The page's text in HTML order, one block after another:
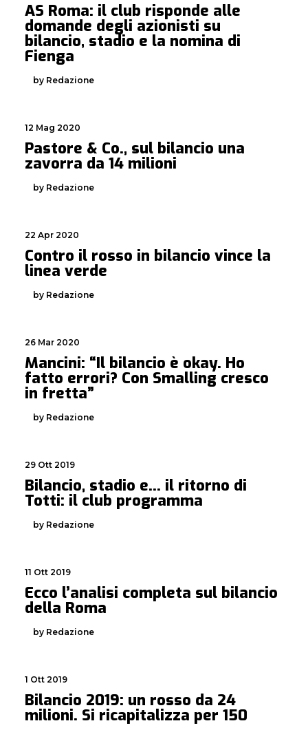
AS Roma: il club risponde alle
domande degli azionisti su
bilancio, stadio e la nomina di
Fienga
by Redazione
12 Mag 2020
Pastore & Co., sul bilancio una
zavorra da 14 milioni
by Redazione
22 Apr 2020
Contro il rosso in bilancio vince la
linea verde
by Redazione
26 Mar 2020
Mancini: “Il bilancio è okay. Ho
fatto errori? Con Smalling cresco
in fretta”
by Redazione
29 Ott 2019
Bilancio, stadio e… il ritorno di
Totti: il club programma
by Redazione
11 Ott 2019
Ecco l’analisi completa sul bilancio
della Roma
by Redazione
1 Ott 2019
Bilancio 2019: un rosso da 24
milioni. Si ricapitalizza per 150